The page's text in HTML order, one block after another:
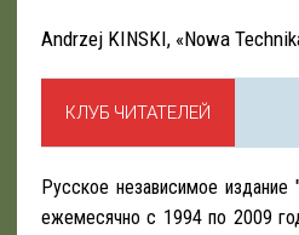
Andrzej KINSKI, «Nowa
КЛУБ ЧИТАТЕЛЕЙ
Русское независимое
ежемесячно с 1994 по 2009